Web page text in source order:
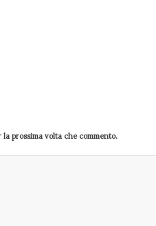
prossima volta che commento.